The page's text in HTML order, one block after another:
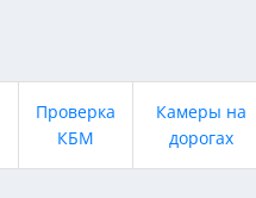
Проверка
КБМ
Камеры на
дорогах